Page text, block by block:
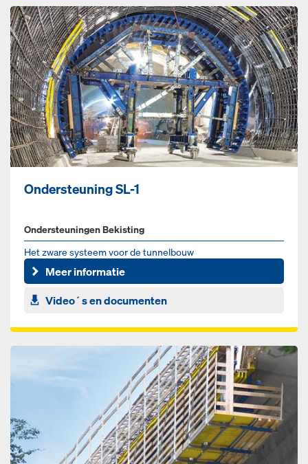
Ondersteuning SL-1
Ondersteuningen Bekisting
Het zware systeem voor de tunnelbouw
Meer informatie
Video´s en documenten